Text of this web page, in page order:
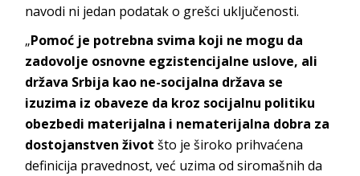
navodi ni jedan podatak o grešci uključenosti.
„Pomoć je potrebna svima koji ne mogu da
zadovolje osnovne egzistencijalne uslove, ali
država Srbija kao ne-socijalna država se
izuzima iz obaveze da kroz socijalnu politiku
obezbedi materijalna i nematerijalna dobra za
dostojanstven život što je široko prihvaćena
definicija pravednost, već uzima od siromašnih da